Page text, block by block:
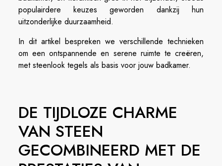
populairdere keuzes geworden dankzij hun
uitzonderlijke duurzaamheid.
In dit artikel bespreken we verschillende technieken
om een ontspannende en serene ruimte te creëren,
met steenlook tegels als basis voor jouw badkamer.
DE TIJDLOZE CHARME
VAN STEEN
GECOMBINEERD MET DE